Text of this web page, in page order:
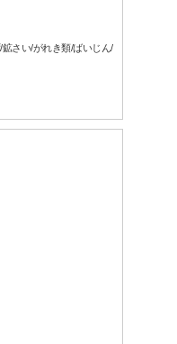
さい/がれき類/ばいじん/